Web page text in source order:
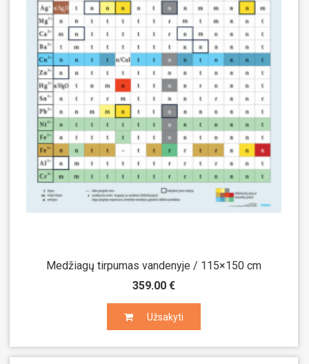
Medžiagų tirpumas vandenyje / 115×150 cm
359.00 €
Užsakyti
Užsakyti